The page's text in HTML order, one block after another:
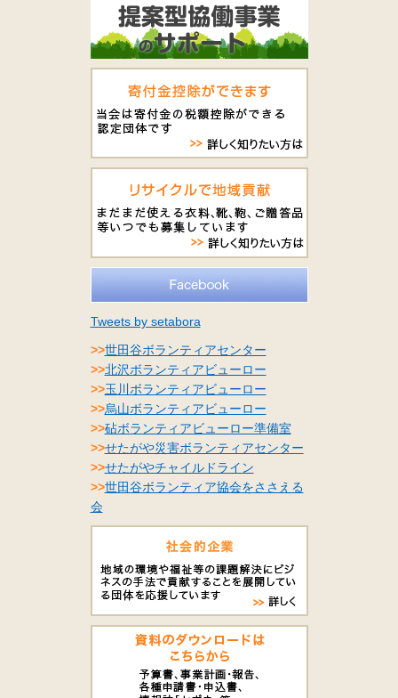
Tweets by setabora
>>世田谷ボランティアセンター
>>北沢ボランティアビューロー
>>玉川ボランティアビューロー
>>烏山ボランティアビューロー
>>砧ボランティアビューロー準備室
>>せたがや災害ボランティアセンター
>>せたがやチャイルドライン
>>世田谷ボランティア協会をささえる
会